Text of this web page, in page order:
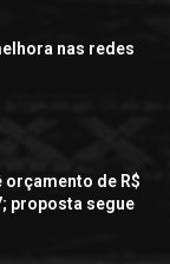
nas redes
de R$
proposta segue